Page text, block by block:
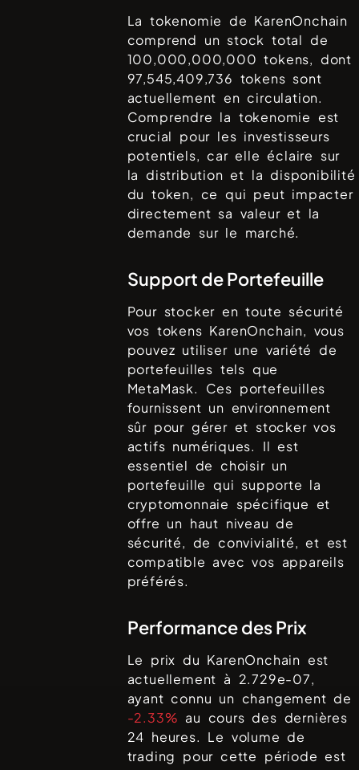
La tokenomie de KarenOnchain
comprend un stock total de
100,000,000,000 tokens, dont
97,545,409,736 tokens sont
actuellement en circulation.
Comprendre la tokenomie est
crucial pour les investisseurs
potentiels, car elle éclaire sur
la distribution et la disponibilité
du token, ce qui peut impacter
directement sa valeur et la
demande sur le marché.
Support de Portefeuille
Pour stocker en toute sécurité
vos tokens KarenOnchain, vous
pouvez utiliser une variété de
portefeuilles tels que
MetaMask. Ces portefeuilles
fournissent un environnement
sûr pour gérer et stocker vos
actifs numériques. Il est
essentiel de choisir un
portefeuille qui supporte la
cryptomonnaie spécifique et
offre un haut niveau de
sécurité, de convivialité, et est
compatible avec vos appareils
préférés.
Performance des Prix
Le prix du KarenOnchain est
actuellement à 2.729e-07,
ayant connu un changement de
-2.33% au cours des dernières
24 heures. Le volume de
trading pour cette période est